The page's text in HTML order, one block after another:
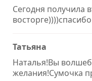
Сегодня получила
Татьяна
Наталья!Вы
желания!Сумочка